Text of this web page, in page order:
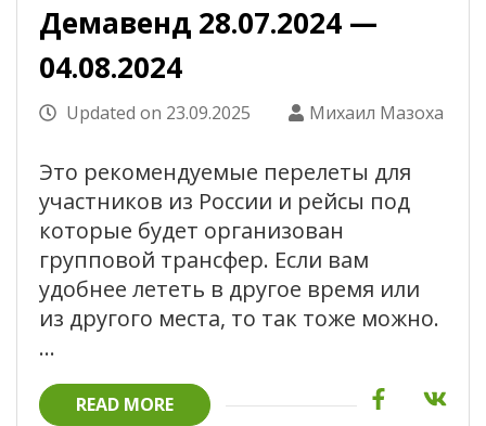
Демавенд 28.07.2024 —
04.08.2024
Updated on 23.09.2025 Михаил Мазоха
Это рекомендуемые перелеты для
участников из России и рейсы под
которые будет организован
групповой трансфер. Если вам
удобнее лететь в другое время или
из другого места, то так тоже можно.
…
READ MORE